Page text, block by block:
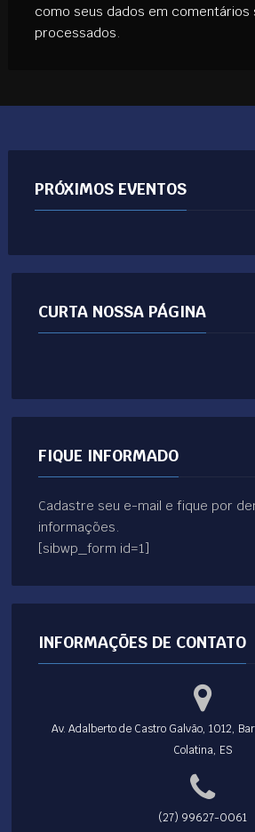
como seus dados em comentários
processados.
PRÓXIMOS EVENTOS
CURTA NOSSA PÁGINA
FIQUE INFORMADO
Cadastre seu e-mail e fique por
informações.
[sibwp_form id=1]
INFORMAÇÕES DE CONTATO
Av. Adalberto de Castro Galvão, 1012,
Colatina, ES
(27) 99627-0061